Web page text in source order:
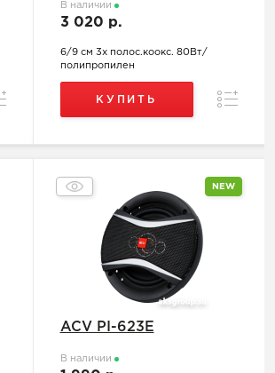
В наличии
3 020 р.
6/9 см 3х полос.коокс. 80Вт/
полипропилен
КУПИТЬ
NEW
ACV PI-623E
В наличии